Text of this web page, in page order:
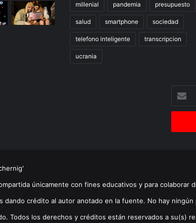
millenial pandemia presupuesto
salud smartphone sociedad
telefono inteligente transcripcion
ucrania
correo
únicamente con fines educativos y para colaborar
crédito al autor anotado en la fuente. No hay
Todos los derechos y créditos están reservados a su(s)